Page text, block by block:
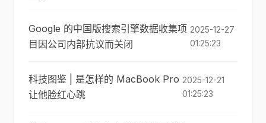
Google 的中国版搜索引擎数据收集项
目因公司内部抗议而关闭
2025-12-27
01:25:23
科技图鉴 | 是怎样的 MacBook Pro
让他脸红心跳
2025-12-21
01:25:23